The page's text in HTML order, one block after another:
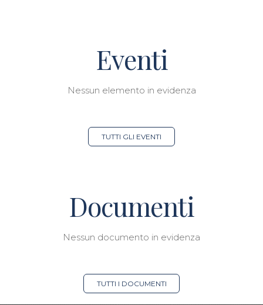
Eventi
Nessun elemento in evidenza
TUTTI GLI EVENTI
Documenti
Nessun documento in evidenza
TUTTI I DOCUMENTI